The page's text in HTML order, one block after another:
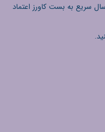
سریع به بست کاورز اعتماد